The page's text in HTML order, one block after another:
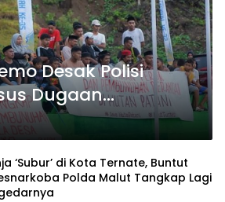
Desak Polisi
Dugaan
di Hutan Patani
‘Subur’ di Kota Ternate, Buntut
Polda Malut Tangkap Lagi